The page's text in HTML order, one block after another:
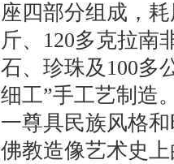
座四部分组成，
斤、120多克拉南
石、珍珠及100多
细工”手工艺制造
一尊具民族风格
佛教造像艺术史